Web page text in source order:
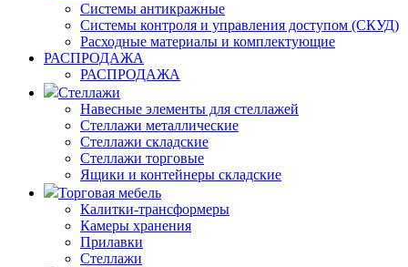
Системы антикражные
Системы контроля и управления доступом (СКУД)
Расходные материалы и комплектующие
РАСПРОДАЖА
РАСПРОДАЖА
Стеллажи
Навесные элементы для стеллажей
Стеллажи металлические
Стеллажи складские
Стеллажи торговые
Ящики и контейнеры складские
Торговая мебель
Калитки-трансформеры
Камеры хранения
Прилавки
Стеллажи